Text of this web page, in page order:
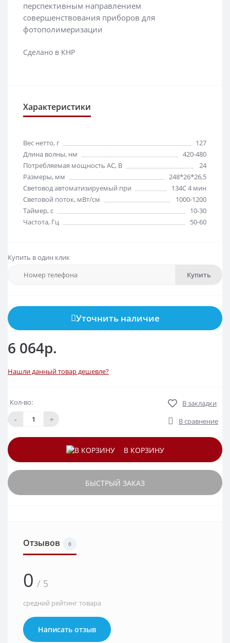
перспективным направлением
совершенствования приборов для
фотополимеризации
Сделано в КНР
Характеристики
Вес нетто, г
127
Длина волны, нм
420-480
Потребляемая мощность АС, В
24
Размеры, мм
248*26*26,5
Световод автоматизируемый при
134С 4 мин
Световой поток, мВт/см
1000-1200
Таймер, с
10-30
Частота, Гц
50-60
Купить в один клик
Купить
Уточнить наличие
6 064р.
Нашли данный товар дешевле?
Кол-во:
-
+
В закладки
В сравнение
В КОРЗИНУ
БЫСТРЫЙ ЗАКАЗ
Отзывов 0
0 / 5
средний рейтинг товара
Написать отзыв